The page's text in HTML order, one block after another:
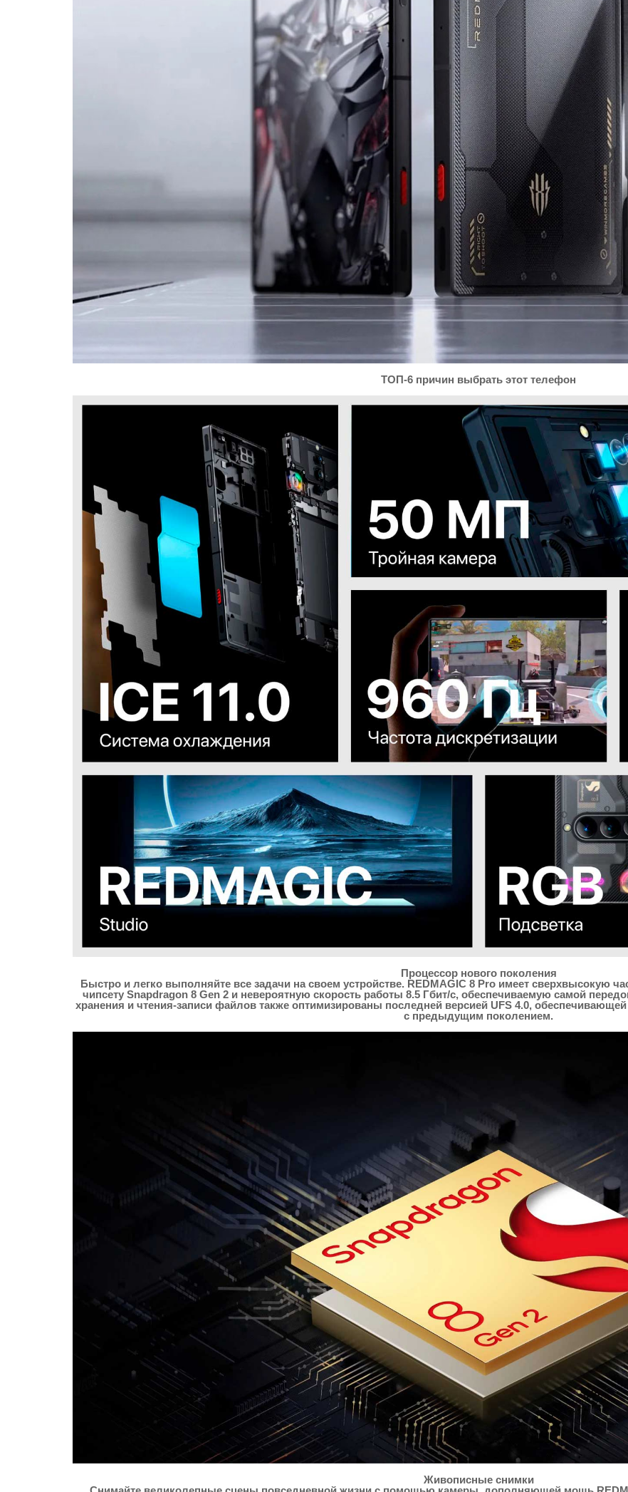
ТОП-6 причин выбрать этот телефон
Процессор нового поколения
Быстро и легко выполняйте все задачи на своем устройстве. REDMAGIC 8 Pro имеет сверхвысокую
чипсету Snapdragon 8 Gen 2 и невероятную скорость работы 8.5 Гбит/с, обеспечиваемую самой
хранения и чтения-записи файлов также оптимизированы последней версией UFS 4.0,
с предыдущим поколением.
Живописные снимки